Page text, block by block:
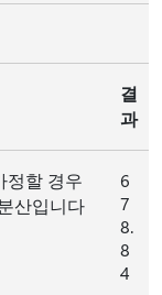
결
과
정할 경우
산입니다
6
7
8.
8
4